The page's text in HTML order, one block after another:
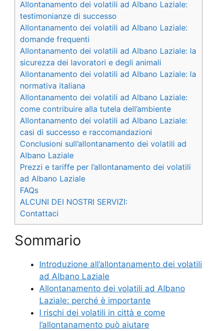
Allontanamento dei volatili ad Albano Laziale:
testimonianze di successo
Allontanamento dei volatili ad Albano Laziale:
domande frequenti
Allontanamento dei volatili ad Albano Laziale: la
sicurezza dei lavoratori e degli animali
Allontanamento dei volatili ad Albano Laziale: la
normativa italiana
Allontanamento dei volatili ad Albano Laziale:
come contribuire alla tutela dell’ambiente
Allontanamento dei volatili ad Albano Laziale:
casi di successo e raccomandazioni
Conclusioni sull’allontanamento dei volatili ad
Albano Laziale
Prezzi e tariffe per l’allontanamento dei volatili
ad Albano Laziale
FAQs
ALCUNI DEI NOSTRI SERVIZI:
Contattaci
Sommario
Introduzione all’allontanamento dei volatili
ad Albano Laziale
Allontanamento dei volatili ad Albano
Laziale: perché è importante
I rischi dei volatili in città e come
l’allontanamento può aiutare